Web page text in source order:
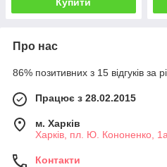
Купити
Про нас
86% позитивних з 15 відгуків за
Працює з 28.02.2015
м. Харків
Харків, пл. Ю. Кононенко,
Контакти